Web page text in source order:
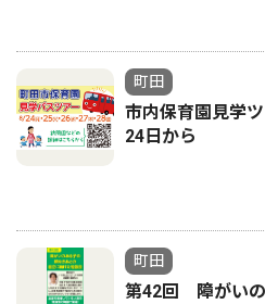
町田
市内保育園見学
24日から
町田
第42回 障がいの